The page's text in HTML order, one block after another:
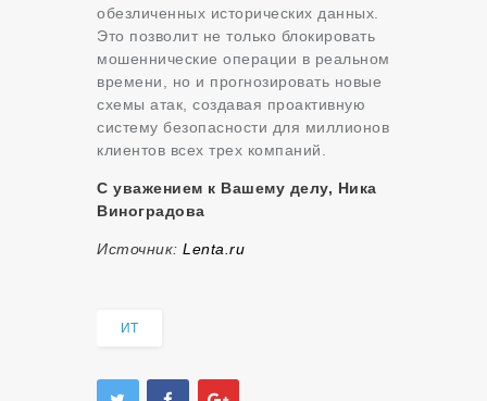
обезличенных исторических данных.
Это позволит не только блокировать
мошеннические операции в реальном
времени, но и прогнозировать новые
схемы атак, создавая проактивную
систему безопасности для миллионов
клиентов всех трех компаний.
С уважением к Вашему делу, Ника
Виноградова
Источник: Lenta.ru
ИТ